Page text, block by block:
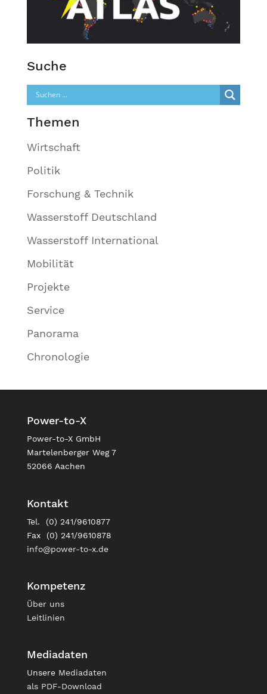
Suche
Themen
Wirtschaft
Politik
Forschung & Technik
Wasserstoff Deutschland
Wasserstoff International
Mobilität
Projekte
Service
Panorama
Chronologie
Power-to-X
Power-to-X GmbH
Martelenberger Weg 7
52066 Aachen
Kontakt
Tel. (0) 241/9610877
Fax (0) 241/9610878
info@power-to-x.de
Kompetenz
Über uns
Leitlinien
Mediadaten
Unsere Mediadaten
als PDF-Download